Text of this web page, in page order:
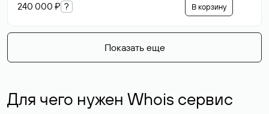
240 000 ₽ ? В корзину
Показать еще
Для чего нужен Whois сервис